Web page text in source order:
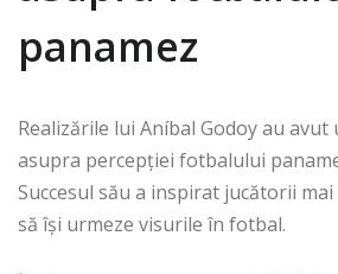
panamez
Realizările lui Aníbal Godoy au
asupra percepției fotbalului
Succesul său a inspirat jucătorii
să își urmeze visurile în fotbal.